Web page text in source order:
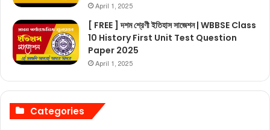
April 1, 2025
[ FREE ] দশম শ্রেণী ইতিহাস সাজেশন | WBBSE Class
10 History First Unit Test Question
Paper 2025
April 1, 2025
Categories